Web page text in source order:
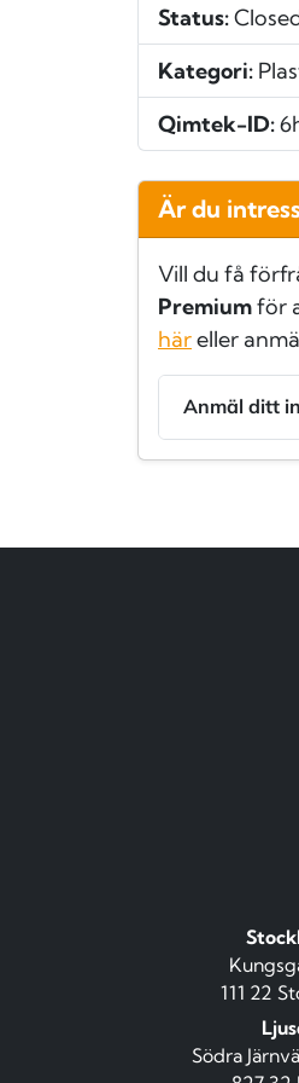
Status:
Kategori:
Qimtek-ID:
Är du
Vill du få
Premiumför
häreller
Anmäl ditt
111 22
Södra